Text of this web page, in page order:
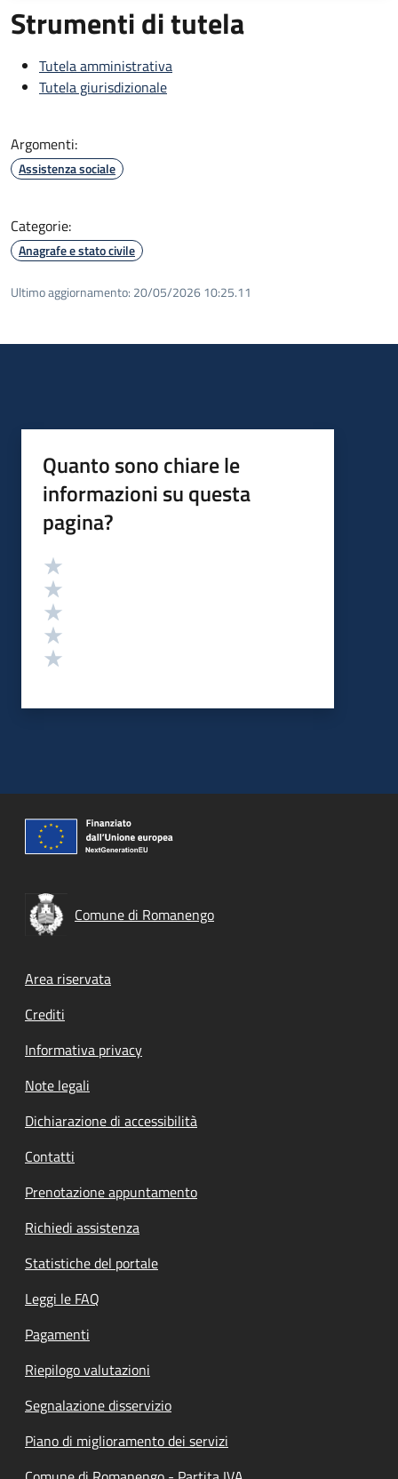
Strumenti di tutela
Tutela amministrativa
Tutela giurisdizionale
Argomenti:
Assistenza sociale
Categorie:
Anagrafe e stato civile
Ultimo aggiornamento: 20/05/2026 10:25.11
Quanto sono chiare le
informazioni su questa
pagina?
Valutazione
Comune di Romanengo
Footer menu
Area riservata
Crediti
Informativa privacy
Note legali
Dichiarazione di accessibilità
Contatti
Prenotazione appuntamento
Richiedi assistenza
Statistiche del portale
Leggi le FAQ
Pagamenti
Riepilogo valutazioni
Segnalazione disservizio
Piano di miglioramento dei servizi